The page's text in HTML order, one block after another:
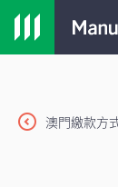
澳門繳款方